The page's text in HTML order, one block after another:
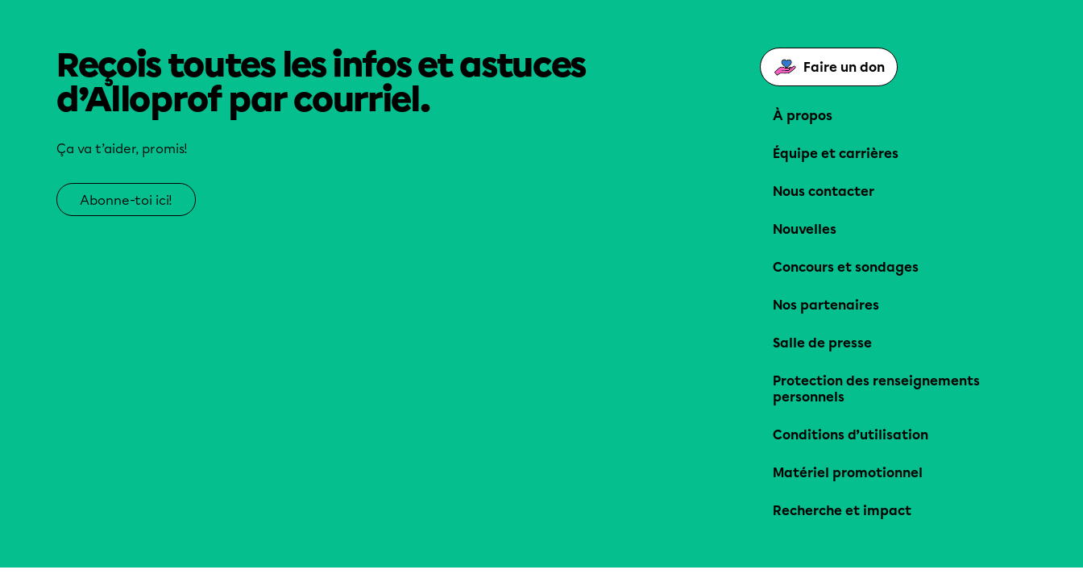
Reçois toutes les infos et astuces
d’Alloprof par courriel.
Ça va t’aider, promis!
Abonne-toi ici!
Faire un don
À propos
Équipe et carrières
Nous contacter
Nouvelles
Concours et sondages
Nos partenaires
Salle de presse
Protection des renseignements
personnels
Conditions d’utilisation
Matériel promotionnel
Recherche et impact